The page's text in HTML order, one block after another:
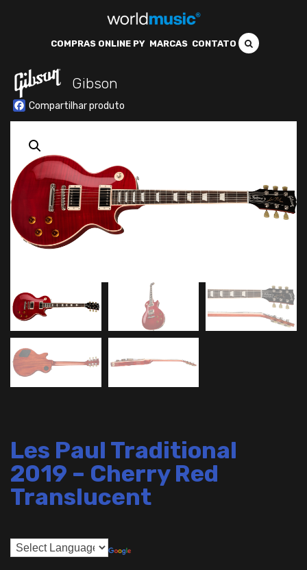
COMPRAS ONLINE PY MARCAS CONTATO
Gibson
Facebook
Les Paul Traditional
2019 – Cherry Red
Translucent